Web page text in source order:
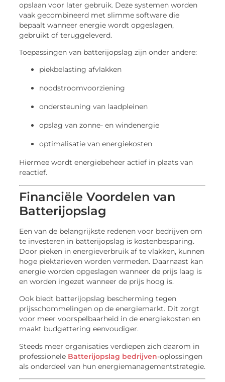
opslaan voor later gebruik. Deze systemen worden
vaak gecombineerd met slimme software die
bepaalt wanneer energie wordt opgeslagen,
gebruikt of teruggeleverd.
Toepassingen van batterijopslag zijn onder andere:
piekbelasting afvlakken
noodstroomvoorziening
ondersteuning van laadpleinen
opslag van zonne- en windenergie
optimalisatie van energiekosten
Hiermee wordt energiebeheer actief in plaats van
reactief.
Financiële Voordelen van
Batterijopslag
Een van de belangrijkste redenen voor bedrijven om
te investeren in batterijopslag is kostenbesparing.
Door pieken in energieverbruik af te vlakken, kunnen
hoge piektarieven worden vermeden. Daarnaast kan
energie worden opgeslagen wanneer de prijs laag is
en worden ingezet wanneer de prijs hoog is.
Ook biedt batterijopslag bescherming tegen
prijsschommelingen op de energiemarkt. Dit zorgt
voor meer voorspelbaarheid in de energiekosten en
maakt budgettering eenvoudiger.
Steeds meer organisaties verdiepen zich daarom in
professionele Batterijopslag bedrijven-oplossingen
als onderdeel van hun energiemanagementstrategie.